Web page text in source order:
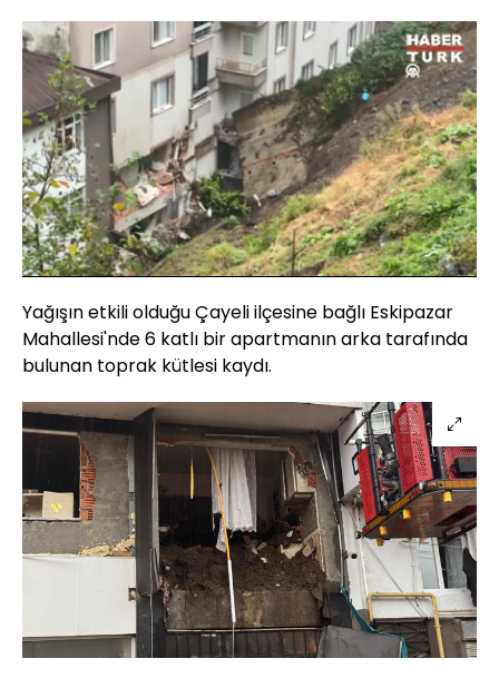
Sesi
Aç
Yüklendi:
90.47%
Oynatma
Hızı
Yağışın etkili olduğu Çayeli ilçesine bağlı Eskipazar
Mahallesi'nde 6 katlı bir apartmanın arka tarafında
bulunan toprak kütlesi kaydı.